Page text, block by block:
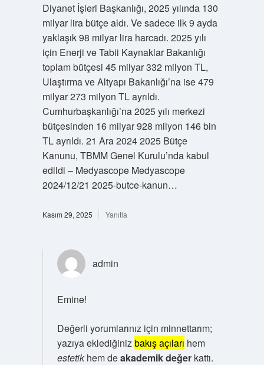
Diyanet İşleri Başkanlığı, 2025 yılında 130
milyar lira bütçe aldı. Ve sadece ilk 9 ayda
yaklaşık 98 milyar lira harcadı. 2025 yılı
için Enerji ve Tabii Kaynaklar Bakanlığı
toplam bütçesi 45 milyar 332 milyon TL,
Ulaştırma ve Altyapı Bakanlığı’na ise 479
milyar 273 milyon TL ayrıldı.
Cumhurbaşkanlığı’na 2025 yılı merkezi
bütçesinden 16 milyar 928 milyon 146 bin
TL ayrıldı. 21 Ara 2024 2025 Bütçe
Kanunu, TBMM Genel Kurulu’nda kabul
edildi – Medyascope Medyascope
2024/12/21 2025-butce-kanun…
Kasım 29, 2025 Yanıtla
admin
Emine!
Değerli yorumlarınız için minnettarım;
yazıya eklediğiniz bakış açıları hem
estetikhem deakademik değerkattı.